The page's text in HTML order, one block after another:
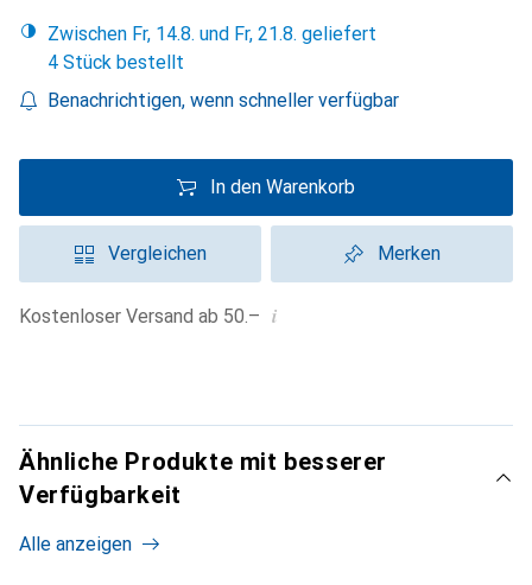
Zwischen Fr, 14.8. und Fr, 21.8. geliefert
4 Stück bestellt
Benachrichtigen, wenn schneller verfügbar
In den Warenkorb
Vergleichen Merken
Kostenloser Versand ab 50.– i
Ähnliche Produkte mit besserer
Verfügbarkeit
Alle anzeigen